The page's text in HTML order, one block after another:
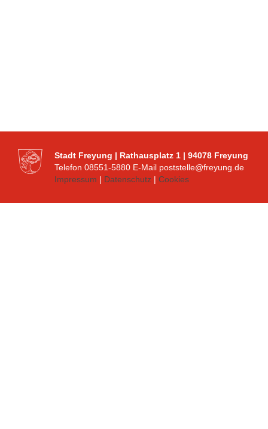
Stadt Freyung | Rathausplatz 1 | 94078 Freyung
Telefon 08551-5880 E-Mail poststelle@freyung.de
Impressum | Datenschutz | Cookies